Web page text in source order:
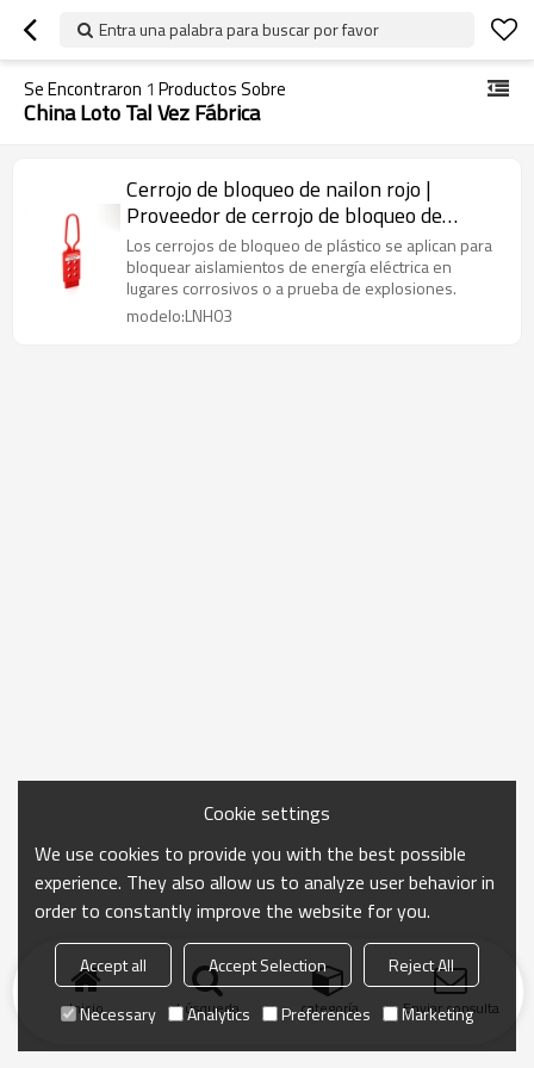
Entra una palabra para buscar por favor
Se Encontraron 1 Productos Sobre
China Loto Tal Vez Fábrica
Cerrojo de bloqueo de nailon rojo |
Proveedor de cerrojo de bloqueo de
plástico de China | Suministro de
seguridad LitaLock
Los cerrojos de bloqueo de plástico se aplican para
bloquear aislamientos de energía eléctrica en
lugares corrosivos o a prueba de explosiones.
modelo:LNH03
Inicio búsqueda categoría Enviar consulta
Cookie settings
We use cookies to provide you with the best possible
experience. They also allow us to analyze user behavior in
order to constantly improve the website for you.
Accept all Accept Selection
Reject All
Necessary
Analytics Preferences Marketing